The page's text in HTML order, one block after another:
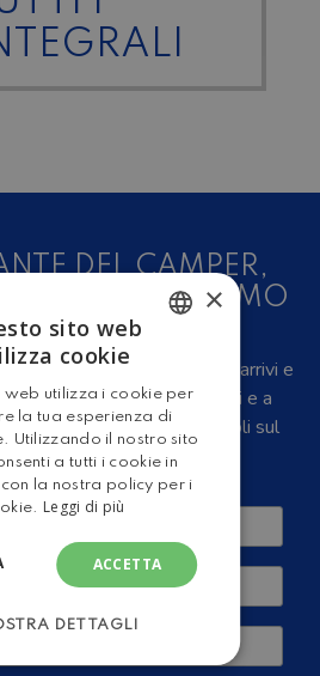
DEL CAMPER,
E DEL TURISMO
APERTA?
in anteprima i nuovi arrivi e
e caravan nuovi, usati e a
recensioni, iniziative e articoli sul
turismo outdoor.
ENGLISH
×
sito web
cookie
web utilizza i cookie per
la tua esperienza di
Utilizzando il nostro sito
a tutti i cookie in
la nostra policy per i
Leggi di più
ACCETTA
DETTAGLI